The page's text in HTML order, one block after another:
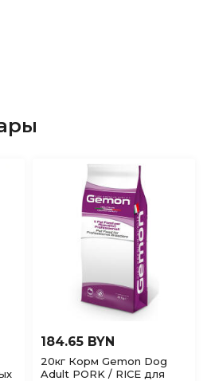
184.65 BYN
20кг Корм Gemon Dog
Adult PORK / RICE для